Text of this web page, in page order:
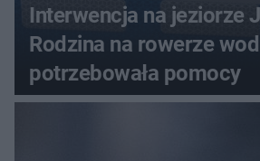
Interwencja na jeziorze
Rodzina na rowerze
potrzebowała pomocy